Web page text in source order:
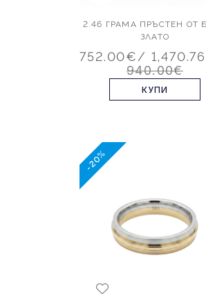
2.46 ГРАМА ПРЪСТЕН ОТ
ЗЛАТО
752.00€/
940.00€
КУПИ
-20%